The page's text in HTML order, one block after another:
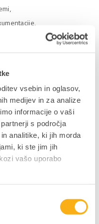
vsebin in oglasov,
medijev in za analize
informacije o vaši
s področja
analitike, ki jih morda
ki ste jim jih
vašo uporabo
prodajo, logistiko
procesom
realiziranih naročil
dobave
dobavnice,
med oddelki
dobav in upravljanju